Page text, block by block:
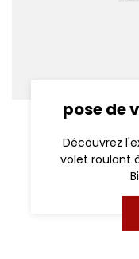
pose de
Découvrez
volet roulant